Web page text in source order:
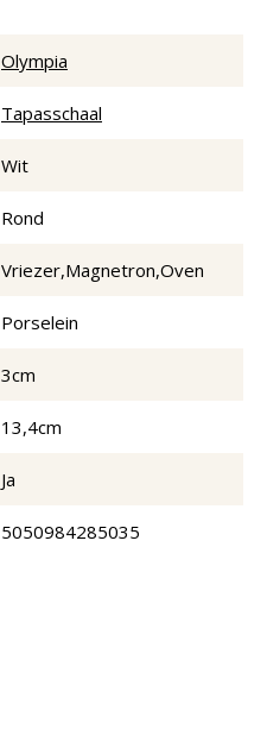
Olympia
Tapasschaal
Wit
Rond
Vriezer,Magnetron,Oven
Porselein
3cm
13,4cm
Ja
5050984285035